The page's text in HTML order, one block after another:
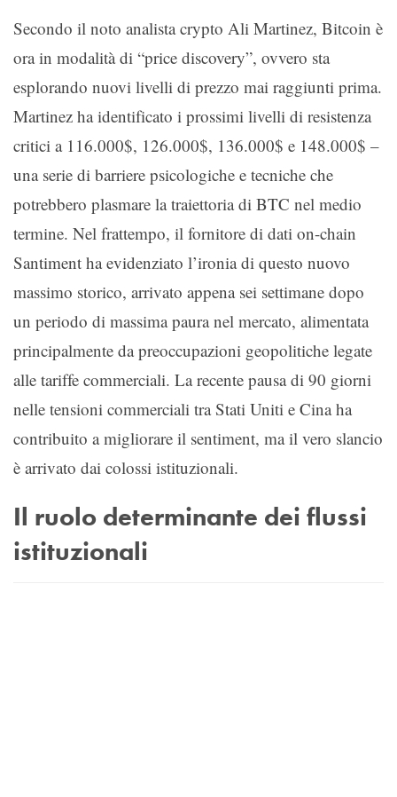
Secondo il noto analista crypto Ali Martinez, Bitcoin è
ora in modalità di “price discovery”, ovvero sta
esplorando nuovi livelli di prezzo mai raggiunti prima.
Martinez ha identificato i prossimi livelli di resistenza
critici a 116.000$, 126.000$, 136.000$ e 148.000$ –
una serie di barriere psicologiche e tecniche che
potrebbero plasmare la traiettoria di BTC nel medio
termine. Nel frattempo, il fornitore di dati on-chain
Santiment ha evidenziato l’ironia di questo nuovo
massimo storico, arrivato appena sei settimane dopo
un periodo di massima paura nel mercato, alimentata
principalmente da preoccupazioni geopolitiche legate
alle tariffe commerciali. La recente pausa di 90 giorni
nelle tensioni commerciali tra Stati Uniti e Cina ha
contribuito a migliorare il sentiment, ma il vero slancio
è arrivato dai colossi istituzionali.
Il ruolo determinante dei flussi
istituzionali